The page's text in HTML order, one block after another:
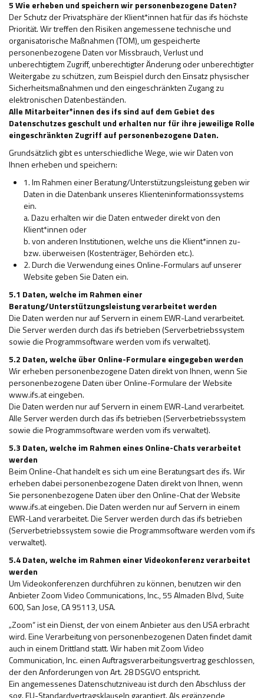
5 Wie erheben und speichern wir personenbezogene Daten?
Der Schutz der Privatsphäre der Klient*innen hat für das ifs höchste
Priorität. Wir treffen den Risiken angemessene technische und
organisatorische Maßnahmen (TOM), um gespeicherte
personenbezogene Daten vor Missbrauch, Verlust und
unberechtigtem Zugriff, unberechtigter Änderung oder unberechtigter
Weitergabe zu schützen, zum Beispiel durch den Einsatz physischer
Sicherheitsmaßnahmen und den eingeschränkten Zugang zu
elektronischen Datenbeständen.
Alle Mitarbeiter*innen des ifs sind auf dem Gebiet des
Datenschutzes geschult und erhalten nur für ihre jeweilige Rolle
eingeschränkten Zugriff auf personenbezogene Daten.
Grundsätzlich gibt es unterschiedliche Wege, wie wir Daten von
Ihnen erheben und speichern:
1. Im Rahmen einer Beratung/Unterstützungsleistung geben wir
Daten in die Datenbank unseres Klienteninformationssystems
ein.
a. Dazu erhalten wir die Daten entweder direkt von den
Klient*innen oder
b. von anderen Institutionen, welche uns die Klient*innen zu-
bzw. überweisen (Kostenträger, Behörden etc.).
2. Durch die Verwendung eines Online-Formulars auf unserer
Website geben Sie Daten ein.
5.1 Daten, welche im Rahmen einer
Beratung/Unterstützungsleistung verarbeitet werden
Die Daten werden nur auf Servern in einem EWR-Land verarbeitet.
Die Server werden durch das ifs betrieben (Serverbetriebssystem
sowie die Programmsoftware werden vom ifs verwaltet).
5.2 Daten, welche über Online-Formulare eingegeben werden
Wir erheben personenbezogene Daten direkt von Ihnen, wenn Sie
personenbezogene Daten über Online-Formulare der Website
www.ifs.at eingeben.
Die Daten werden nur auf Servern in einem EWR-Land verarbeitet.
Alle Server werden durch das ifs betrieben (Serverbetriebssystem
sowie die Programmsoftware werden vom ifs verwaltet).
5.3 Daten, welche im Rahmen eines Online-Chats verarbeitet
werden
Beim Online-Chat handelt es sich um eine Beratungsart des ifs. Wir
erheben dabei personenbezogene Daten direkt von Ihnen, wenn
Sie personenbezogene Daten über den Online-Chat der Website
www.ifs.at eingeben. Die Daten werden nur auf Servern in einem
EWR-Land verarbeitet. Die Server werden durch das ifs betrieben
(Serverbetriebssystem sowie die Programmsoftware werden vom ifs
verwaltet).
5.4 Daten, welche im Rahmen einer Videokonferenz verarbeitet
werden
Um Videokonferenzen durchführen zu können, benutzen wir den
Anbieter Zoom Video Communications, Inc., 55 Almaden Blvd, Suite
600, San Jose, CA 95113, USA.
„Zoom“ ist ein Dienst, der von einem Anbieter aus den USA erbracht
wird. Eine Verarbeitung von personenbezogenen Daten findet damit
auch in einem Drittland statt. Wir haben mit Zoom Video
Communication, Inc. einen Auftragsverarbeitungsvertrag geschlossen,
der den Anforderungen von Art. 28 DSGVO entspricht.
Ein angemessenes Datenschutzniveau ist durch den Abschluss der
sog. EU-Standardvertragsklauseln garantiert. Als ergänzende